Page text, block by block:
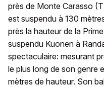
près de Monte Carasso
est suspendu à 130
près la hauteur de la
suspendu Kuonen à
spectaculaire: mesurant
le plus long de son genre
mètres de hauteur. Son